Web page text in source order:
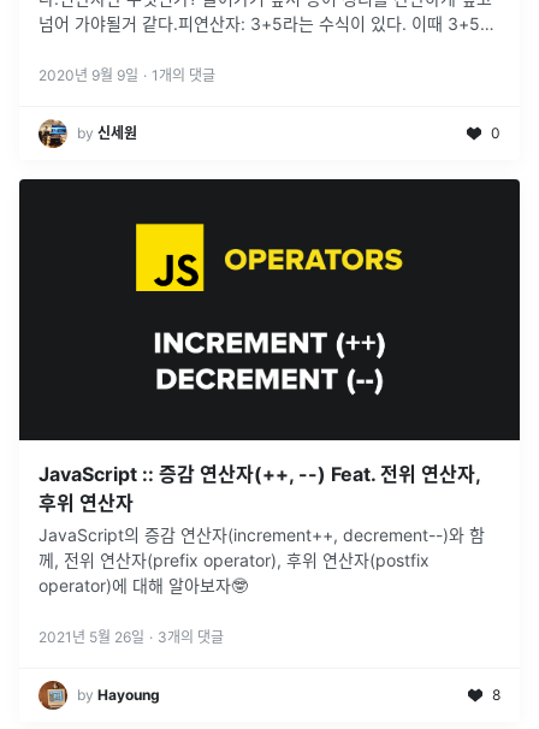
넘어 가야될거 같다.피연산자: 3+5라는 수식이 있다. 이때 3+5는
2020년 9월 9일 · 1 개의 댓글
by 신세원 0
JavaScript :: 증감 연산자(++, --) Feat. 전위 연산자,
후위 연산자
JavaScript의 증감 연산자(increment++, decrement--)와 함
께, 전위 연산자(prefix operator), 후위 연산자(postfix
operator)에 대해 알아보자🤓
2021년 5월 26일 · 3개의 댓글
by Hayoung 8